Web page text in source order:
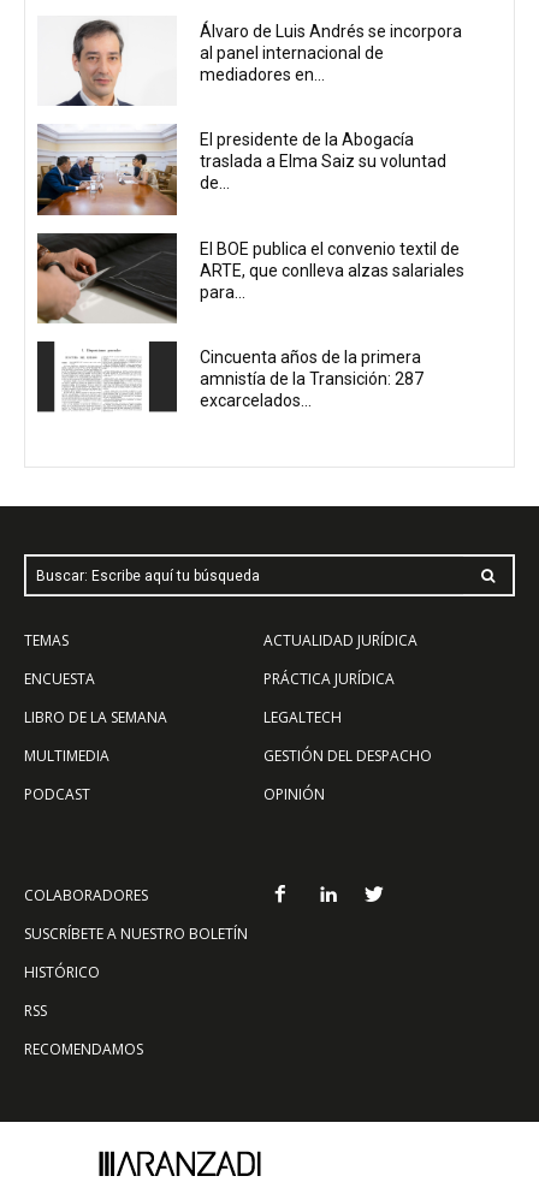
Álvaro de Luis Andrés se incorpora
al panel internacional de
mediadores en...
El presidente de la Abogacía
traslada a Elma Saiz su voluntad
de...
El BOE publica el convenio textil de
ARTE, que conlleva alzas salariales
para...
Cincuenta años de la primera
amnistía de la Transición: 287
excarcelados...
Buscar: Escribe aquí tu búsqueda
TEMAS
ENCUESTA
LIBRO DE LA SEMANA
MULTIMEDIA
PODCAST
ACTUALIDAD JURÍDICA
PRÁCTICA JURÍDICA
LEGALTECH
GESTIÓN DEL DESPACHO
OPINIÓN
COLABORADORES
SUSCRÍBETE A NUESTRO BOLETÍN
HISTÓRICO
RSS
RECOMENDAMOS